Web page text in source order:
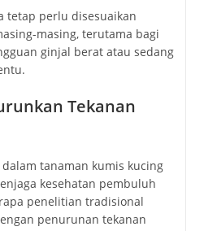
tetap perlu disesuaikan
masing, terutama bagi
ginjal berat atau sedang
Tekanan
tanaman kumis kucing
kesehatan pembuluh
penelitian tradisional
penurunan tekanan